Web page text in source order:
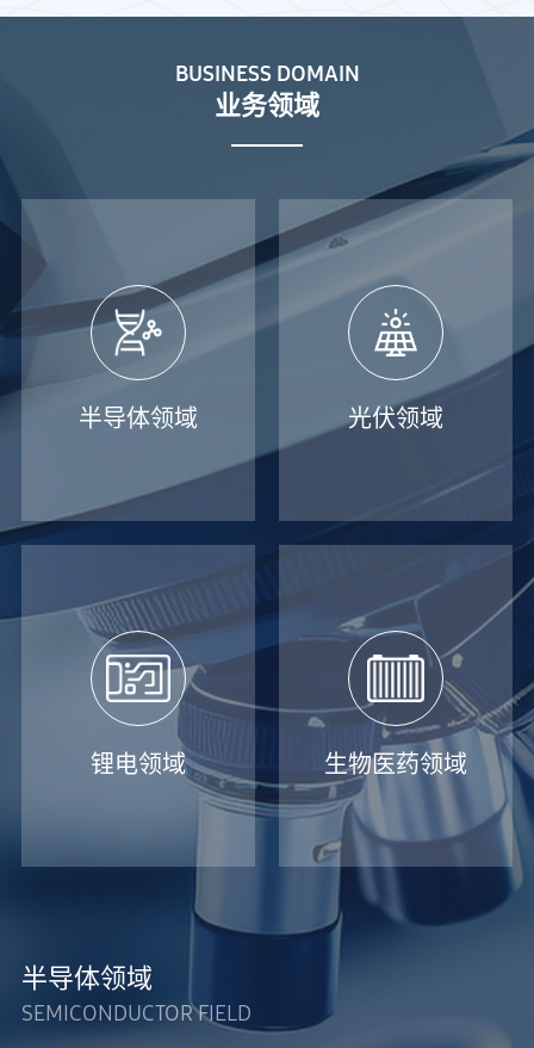
BUSINESS DOMAIN
业务领域
半导体领域 光伏领域
锂电领域 生物医药领域
半导体领域
SEMICONDUCTOR FIELD